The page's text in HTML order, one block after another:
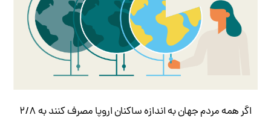
اگر همه مردم جهان به اندازه ساکنان اروپا مصرف کنند به ۲/۸